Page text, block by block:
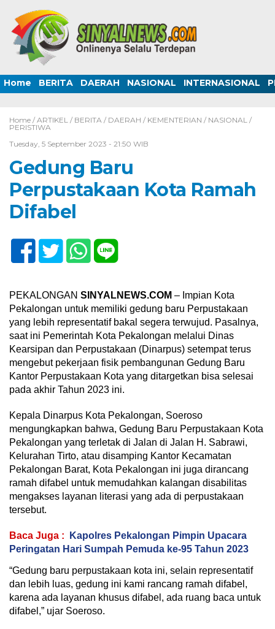
Home BERITA DAERAH NASIONAL INTERNASIONAL
Home / ARTIKEL / BERITA / DAERAH / KEMENTERIAN / NASIONAL /
PERISTIWA
Tuesday, 5 September 2023 - 21:50 WIB
Gedung Baru
Perpustakaan Kota Ramah
Difabel
PEKALONGAN SINYALNEWS.COM – Impian Kota
Pekalongan untuk memiliki gedung baru Perpustakaan
yang lebih representatif bakal segera terwujud. Pasalnya,
saat ini Pemerintah Kota Pekalongan melalui Dinas
Kearsipan dan Perpustakaan (Dinarpus) setempat terus
mengebut pekerjaan fisik pembangunan Gedung Baru
Kantor Perpustakaan Kota yang ditargetkan bisa selesai
pada akhir Tahun 2023 ini.
Kepala Dinarpus Kota Pekalongan, Soeroso
mengungkapkan bahwa, Gedung Baru Perpustakaan Kota
Pekalongan yang terletak di Jalan di Jalan H. Sabrawi,
Kelurahan Tirto, atau disamping Kantor Kecamatan
Pekalongan Barat, Kota Pekalongan ini juga dirancang
ramah difabel untuk memudahkan kalangan disabilitas
mengakses layanan literasi yang ada di perpustakaan
tersebut.
Baca Juga :
Kapolres Pekalongan Pimpin Upacara
Peringatan Hari Sumpah Pemuda ke-95 Tahun 2023
“Gedung baru perpustakaan kota ini, selain representatif
dan lebih luas, gedung ini kami rancang ramah difabel,
karena ada layanan khusus difabel, ada ruang baca untuk
difabel,” ujar Soeroso.